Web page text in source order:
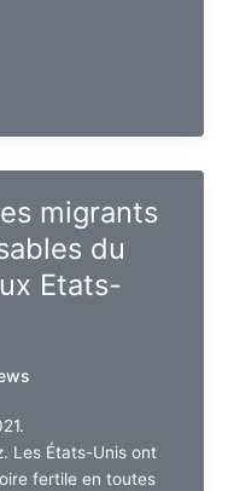
migrants
du
Etats-
Les États-Unis ont
fertile en toutes